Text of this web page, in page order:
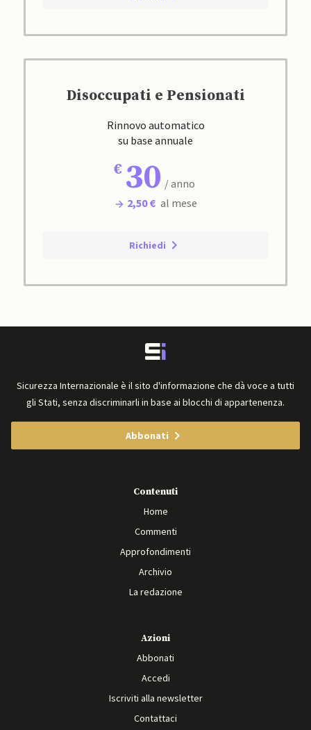
Disoccupati e Pensionati
Rinnovo automatico
su base annuale
30 / anno
2,50 € al mese
Richiedi
Sicurezza Internazionale è il sito d'informazione che dà voce a tutti
gli Stati, senza discriminarli in base ai blocchi di appartenenza.
Abbonati
Contenuti
Home
Commenti
Approfondimenti
Archivio
La redazione
Azioni
Abbonati
Accedi
Iscriviti alla newsletter
Contattaci